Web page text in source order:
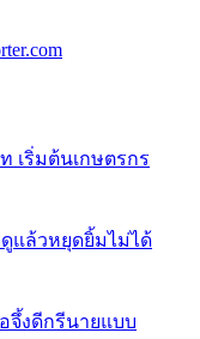
เริ่มต้นเกษตรกร
แล้วหยุดยิ้มไม่ได้
จึ้งดีกรีนายแบบ